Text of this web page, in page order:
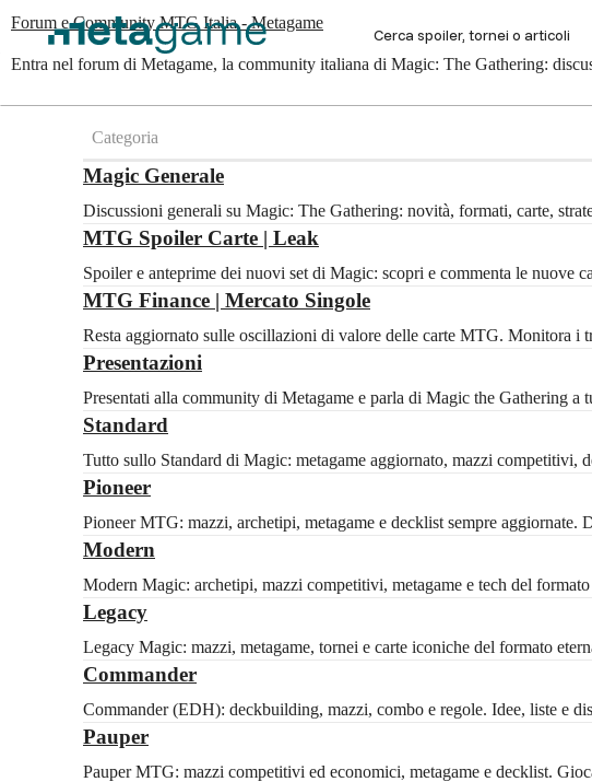
Forum e Community MTG Italia - Metagame
Entra nel forum di Metagame, la community italiana di Magic: The Gathering:
Categoria
Magic Generale
Discussioni generali su Magic: The Gathering: novità, formati, carte,
MTG Spoiler Carte | Leak
Spoiler e anteprime dei nuovi set di Magic: scopri e commenta le nuove
MTG Finance | Mercato Singole
Resta aggiornato sulle oscillazioni di valore delle carte MTG. Monitora i
Presentazioni
Presentati alla community di Metagame e parla di Magic the Gathering
Standard
Tutto sullo Standard di Magic: metagame aggiornato, mazzi
Pioneer
Pioneer MTG: mazzi, archetipi, metagame e decklist sempre
Modern
Modern Magic: archetipi, mazzi competitivi, metagame e tech del
Legacy
Legacy Magic: mazzi, metagame, tornei e carte iconiche del formato
Commander
Commander (EDH): deckbuilding, mazzi, combo e regole. Idee, liste e
Pauper
Pauper MTG: mazzi competitivi ed economici, metagame e decklist.